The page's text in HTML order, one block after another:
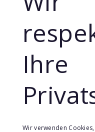
Ihre
Wir verwenden